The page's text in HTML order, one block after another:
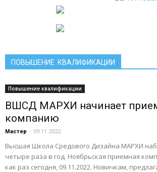
ПОВЫШЕНИЕ КВАЛИФИКАЦИИ
Повышение квалификации
ВШСД МАРХИ начинает
компанию
Мастер - 09.11.2022
Высшая Школа Средового Дизайна МАРХИ
четыре раза в год. Ноябрьская приемная
как раз сегодня, 09.11.2022. Новичкам,